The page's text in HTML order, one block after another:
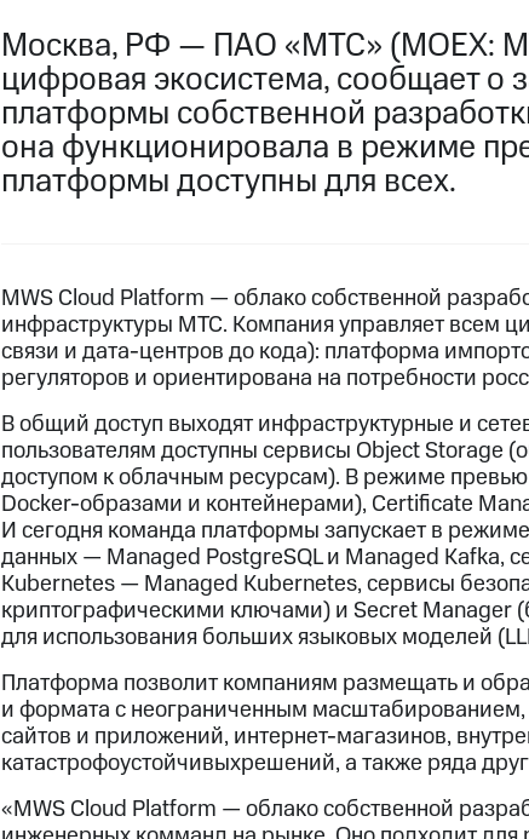
Москва, РФ — ПАО «МТС» (MOEX:
цифровая экосистема, сообщает о
платформы собственной
она функционировала в режиме
платформы доступны для всех.
MWS Cloud Platform — облако собственной
инфраструктуры МТС. Компания управляет всем
связи и дата-центров до кода): платформа
регуляторов и ориентирована на потребности
В общий доступ выходят инфраструктурные и
пользователям доступны сервисы Object Storage
доступом к облачным ресурсам). В режиме
Docker-образами и контейнерами), Certificate
И сегодня команда платформы запускает в
данных — Managed PostgreSQL и Managed Kafka,
Kubernetes — Managed Kubernetes, сервисы
криптографическими ключами) и Secret Manager
для использования больших языковых моделей
Платформа позволит компаниям размещать и
и формата с неограниченным
сайтов и приложений, интернет-магазинов,
катастрофоустойчивыхрешений, а также ряда
«MWS Cloud Platform — облако собственной